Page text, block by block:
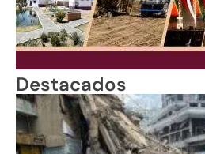
Destacados